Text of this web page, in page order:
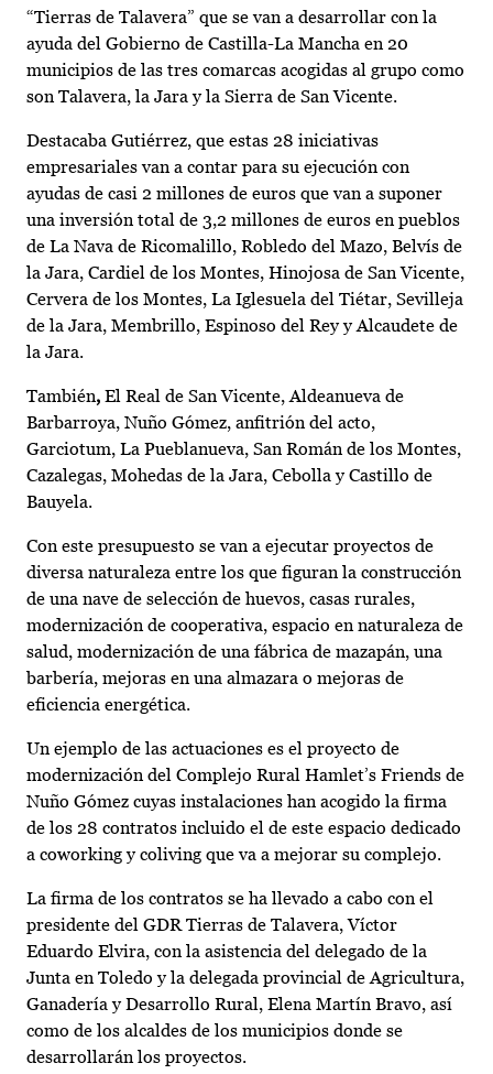
“Tierras de Talavera” que se van a desarrollar con la
ayuda del Gobierno de Castilla-La Mancha en 20
municipios de las tres comarcas acogidas al grupo como
son Talavera, la Jara y la Sierra de San Vicente.
Destacaba Gutiérrez, que estas 28 iniciativas
empresariales van a contar para su ejecución con
ayudas de casi 2 millones de euros que van a suponer
una inversión total de 3,2 millones de euros en pueblos
de La Nava de Ricomalillo, Robledo del Mazo, Belvís de
la Jara, Cardiel de los Montes, Hinojosa de San Vicente,
Cervera de los Montes, La Iglesuela del Tiétar, Sevilleja
de la Jara, Membrillo, Espinoso del Rey y Alcaudete de
la Jara.
También, El Real de San Vicente, Aldeanueva de
Barbarroya, Nuño Gómez, anfitrión del acto,
Garciotum, La Pueblanueva, San Román de los Montes,
Cazalegas, Mohedas de la Jara, Cebolla y Castillo de
Bauyela.
Con este presupuesto se van a ejecutar proyectos de
diversa naturaleza entre los que figuran la construcción
de una nave de selección de huevos, casas rurales,
modernización de cooperativa, espacio en naturaleza de
salud, modernización de una fábrica de mazapán, una
barbería, mejoras en una almazara o mejoras de
eficiencia energética.
Un ejemplo de las actuaciones es el proyecto de
modernización del Complejo Rural Hamlet’s Friends de
Nuño Gómez cuyas instalaciones han acogido la firma
de los 28 contratos incluido el de este espacio dedicado
a coworking y coliving que va a mejorar su complejo.
La firma de los contratos se ha llevado a cabo con el
presidente del GDR Tierras de Talavera, Víctor
Eduardo Elvira, con la asistencia del delegado de la
Junta en Toledo y la delegada provincial de Agricultura,
Ganadería y Desarrollo Rural, Elena Martín Bravo, así
como de los alcaldes de los municipios donde se
desarrollarán los proyectos.